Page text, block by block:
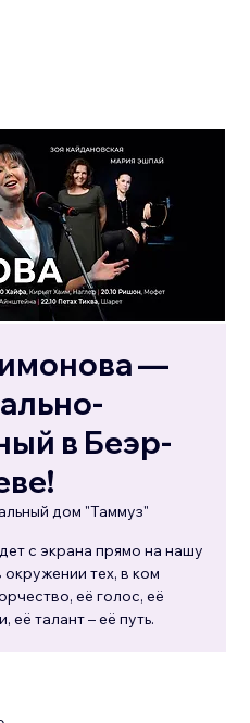
—
в Беэр-
дом "Таммуз"
с экрана прямо на нашу
тех, в ком
её голос, её
её талант – её путь.